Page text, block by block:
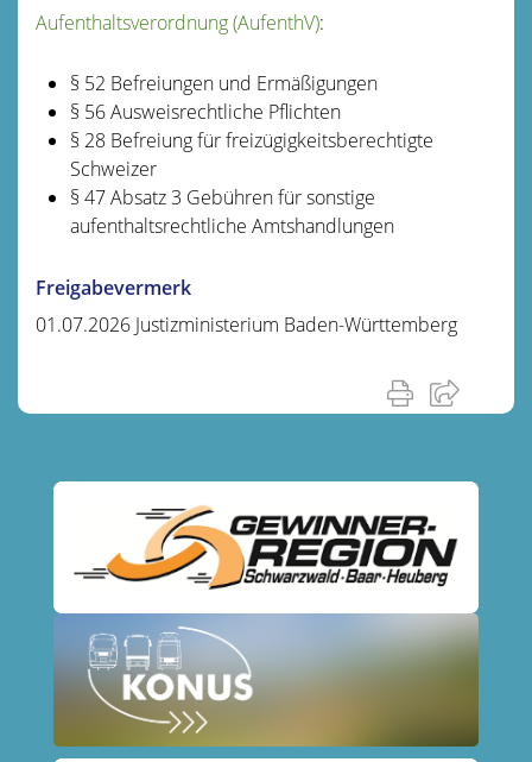
Aufenthaltsverordnung (AufenthV):
§ 52 Befreiungen und Ermäßigungen
§ 56 Ausweisrechtliche Pflichten
§ 28 Befreiung für freizügigkeitsberechtigte
Schweizer
§ 47 Absatz 3 Gebühren für sonstige
aufenthaltsrechtliche Amtshandlungen
Freigabevermerk
01.07.2026 Justizministerium Baden-Württemberg